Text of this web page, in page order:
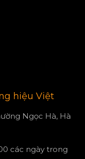
hiệu Việt
Ngọc Hà, Hà
các ngày trong